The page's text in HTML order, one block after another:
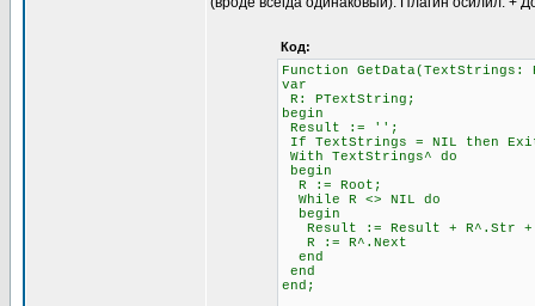
Код:
Function
var
R: PTextString;
begin
Result := '';
If TextStrings = NIL then
With TextStrings^ do
begin
R := Root;
While R <> NIL do
begin
Result := Result + R^.Str +
R := R^.Next
end
end
end;